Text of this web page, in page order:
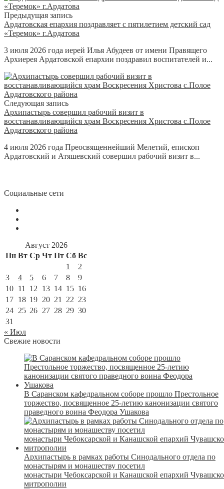
Предыдущая запись
Ардатовская епархия поздравляет с пятилетием детский сад
«Теремок» г.Ардатова
3 июля 2026 года иерей Илья Абудеев от имени Правящего
Архиерея Ардатовской епархии поздравил воспитателей и...
Следующая запись
Архипастырь совершил рабочий визит в
восстанавливающийся храм Воскресения Христова с.Полое
Ардатовского района
4 июля 2026 года Преосвященнейший Мелетий, епископ
Ардатовский и Атяшевский совершил рабочий визит в...
Социальные сети
Август 2026
Пн Вт Ср Чт Пт Сб Вс
1
2
3
4 5 6 7 8
9
10 11 12 13 14 15 16
17 18 19 20 21 22 23
24 25 26 27 28 29 30
31
« Июл
Свежие новости
В Саранском кафедральном соборе прошло Престольное
торжество, посвященное 25-летию канонизации святого
праведного воина Феодора Ушакова
Архипастырь в рамках работы Синодального отдела по
монастырям и монашеству посетил
монастыри Чебоксарской и Канашской епархий
митрополии